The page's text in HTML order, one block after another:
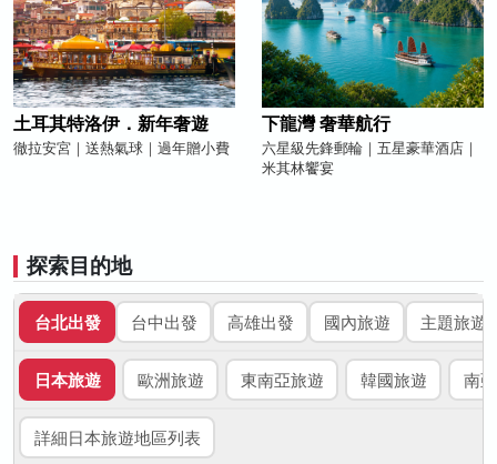
土耳其特洛伊．新年奢遊
徹拉安宮｜送熱氣球｜過年贈小費
下龍灣 奢華航行
六星級先鋒郵輪｜五星豪華酒店｜
米其林饗宴
探索目的地
台北出發 台中出發 高雄出發 國內旅遊 主題旅遊
日本旅遊 歐洲旅遊 東南亞旅遊 韓國旅遊 南
詳細日本旅遊地區列表